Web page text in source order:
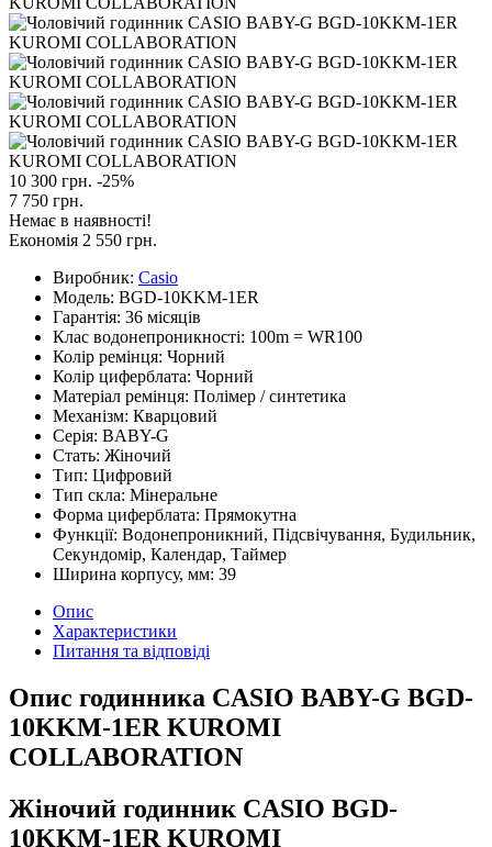
10 300 грн. -25%
7 750 грн.
Немає в наявності!
Економія 2 550 грн.
Виробник: Casio
Модель: BGD-10KKM-1ER
Гарантія: 36 місяців
Клас водонепроникності: 100m = WR100
Колір ремінця: Чорний
Колір циферблата: Чорний
Матеріал ремінця: Полімер / синтетика
Механізм: Кварцовий
Серія: BABY-G
Стать: Жіночий
Тип: Цифровий
Тип скла: Мінеральне
Форма циферблата: Прямокутна
Функції: Водонепроникний, Підсвічування, Будильник,
Секундомір, Календар, Таймер
Ширина корпусу, мм: 39
Опис
Характеристики
Питання та відповіді
Опис годинника CASIO BABY-G BGD-
10KKM-1ER KUROMI
COLLABORATION
Жіночий годинник CASIO BGD-
10KKM-1ER KUROMI